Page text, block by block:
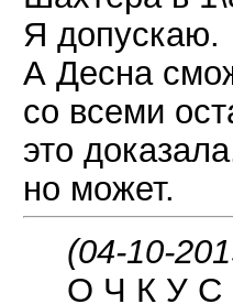
Я допускаю.
А Десна
со всеми
это
но может.
(04-10-
О Ч К У С